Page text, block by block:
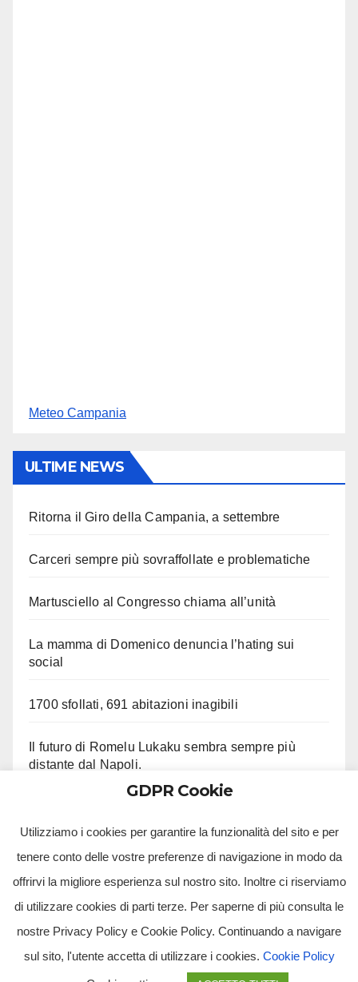
Meteo Campania
ULTIME NEWS
Ritorna il Giro della Campania, a settembre
Carceri sempre più sovraffollate e problematiche
Martusciello al Congresso chiama all’unità
La mamma di Domenico denuncia l’hating sui
social
1700 sfollati, 691 abitazioni inagibili
Il futuro di Romelu Lukaku sembra sempre più
distante dal Napoli.
Tv Multimidia Srl - Via Giulio Natta, SNC, 80126, Napoli (NA).
GDPR Cookie
Utilizziamo i cookies per garantire la funzionalità del sito e per
tenere conto delle vostre preferenze di navigazione in modo da
offrirvi la migliore esperienza sul nostro sito. Inoltre ci riserviamo
di utilizzare cookies di parti terze. Per saperne di più consulta le
nostre Privacy Policy e Cookie Policy. Continuando a navigare
sul sito, l'utente accetta di utilizzare i cookies. Cookie Policy